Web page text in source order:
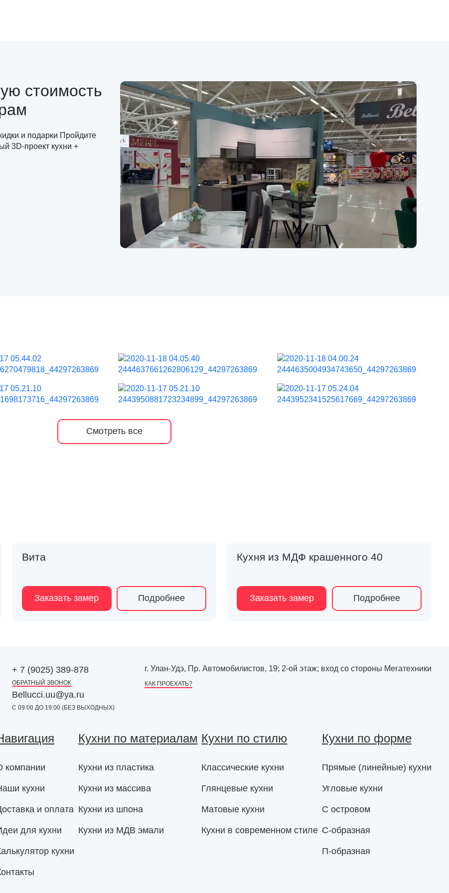
стоимость
и подарки Пройдите
3D-проект кухни +
Смотреть все
Вита
Заказать замер Подробнее
Кухня из МДФ крашенного 40
Заказать замер Подробнее
+ 7 (9025) 389-878
ОБРАТНЫЙ ЗВОНОК
г. Улан-Удэ, Пр. Автомобилистов, 19; 2-ой этаж; вход со стороны Мегатехники
КАК ПРОЕХАТЬ?
Bellucci.uu@ya.ru
С 09:00 ДО 19:00 (БЕЗ ВЫХОДНЫХ)
компании
кухни
и оплата
для кухни
кухни
Кухни по материалам
Кухни из пластика
Кухни из массива
Кухни из шпона
Кухни из МДВ эмали
Кухни по стилю
Классические кухни
Глянцевые кухни
Матовые кухни
Кухни в современном стиле
Кухни по форме
Прямые (линейные) кухни
Угловые кухни
С островом
С-образная
П-образная